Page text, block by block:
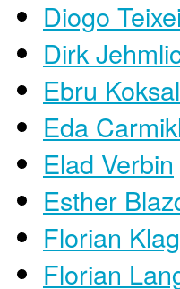
Diogo
Dirk
Ebru Koksal
Eda
Elad Verbin
Esther
Florian
Florian